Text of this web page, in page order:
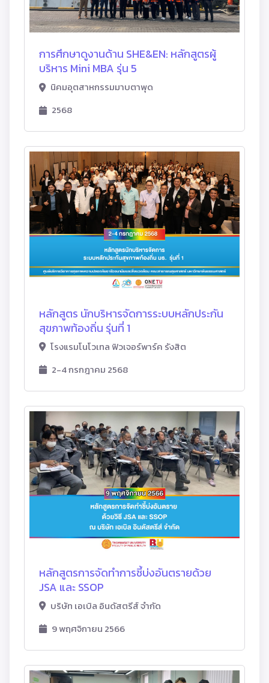
การศึกษาดูงานด้าน SHE&EN: หลักสูตรผู้
บริหาร Mini MBA รุ่น 5
นิคมอุตสาหกรรมมาบตาพุด
2568
หลักสูตร นักบริหารจัดการระบบหลักประกัน
สุขภาพท้องถิ่น รุ่นที่ 1
โรงแรมโนโวเทล ฟิวเจอร์พาร์ค รังสิต
2-4 กรกฎาคม 2568
หลักสูตรการจัดทําการชี้บ่งอันตรายด้วย
JSA และ SSOP
บริษัท เอเบิล อินดัสตรีส์ จํากัด
9 พฤศจิกายน 2566